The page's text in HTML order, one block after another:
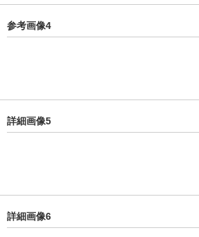
参考画像4
詳細画像5
詳細画像6